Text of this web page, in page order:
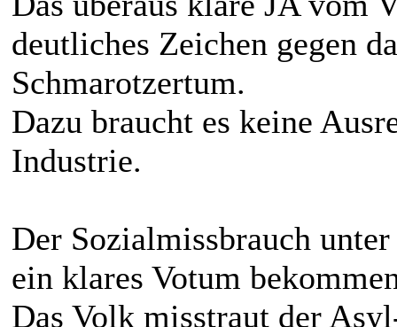
deutliches Zeichen gegen
Schmarotzertum.
Dazu braucht es keine
Industrie.
Der Sozialmissbrauch
ein klares Votum
Das Volk misstraut der